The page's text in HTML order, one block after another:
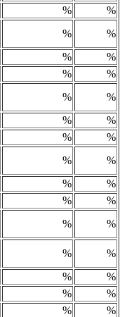
%
%
%
%
%
%
%
%
%
%
%
%
%
%
%
%
%
%
%
%
%
%
%
%
%
%
%
%
%
%